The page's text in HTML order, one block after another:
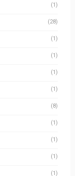
(1)
(28)
(1)
(1)
(1)
(1)
(8)
(1)
(1)
(1)
(1)